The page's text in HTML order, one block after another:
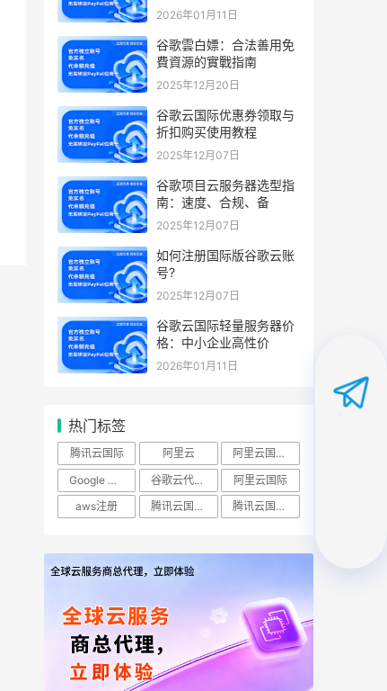
2026年01月11日
谷歌雲白嫖：合法善用免
費資源的實戰指南
2025年12月20日
谷歌云国际优惠券领取与
折扣购买使用教程
2025年12月07日
谷歌项目云服务器选型指
南：速度、合规、备
2025年12月07日
如何注册国际版谷歌云账
号?
2025年12月07日
谷歌云国际轻量服务器价
格：中小企业高性价
2026年01月11日
热门标签
腾讯云国际 阿里云
阿里云国际站
Google Cloud
谷歌云代理商
阿里云国际
aws注册
腾讯云国际实名账号 腾讯云国际账号